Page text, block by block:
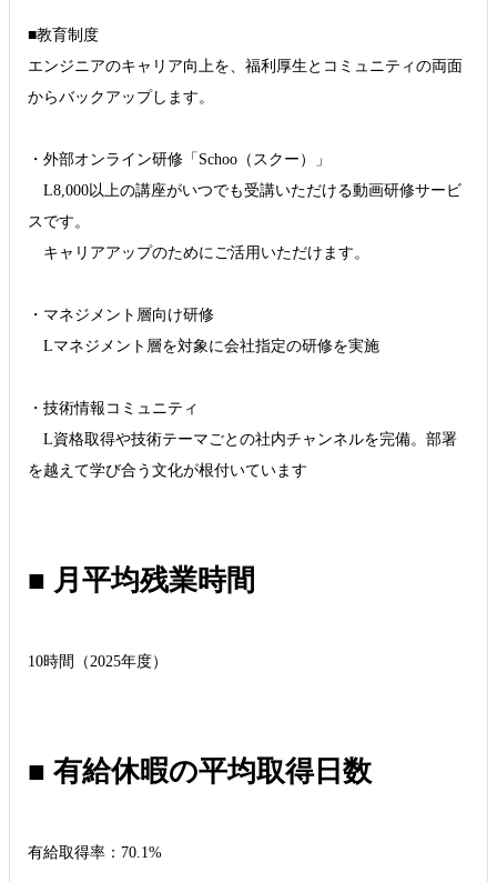
■教育制度
エンジニアのキャリア向上を、福利厚生とコミュニティの両面
からバックアップします。
・外部オンライン研修「Schoo（スクー）」
L8,000以上の講座がいつでも受講いただける動画研修サービ
スです。
キャリアアップのためにご活用いただけます。
・マネジメント層向け研修
Lマネジメント層を対象に会社指定の研修を実施
・技術情報コミュニティ
L資格取得や技術テーマごとの社内チャンネルを完備。部署
を越えて学び合う文化が根付いています
■ 月平均残業時間
10時間（2025年度）
■ 有給休暇の平均取得日数
有給取得率：70.1%